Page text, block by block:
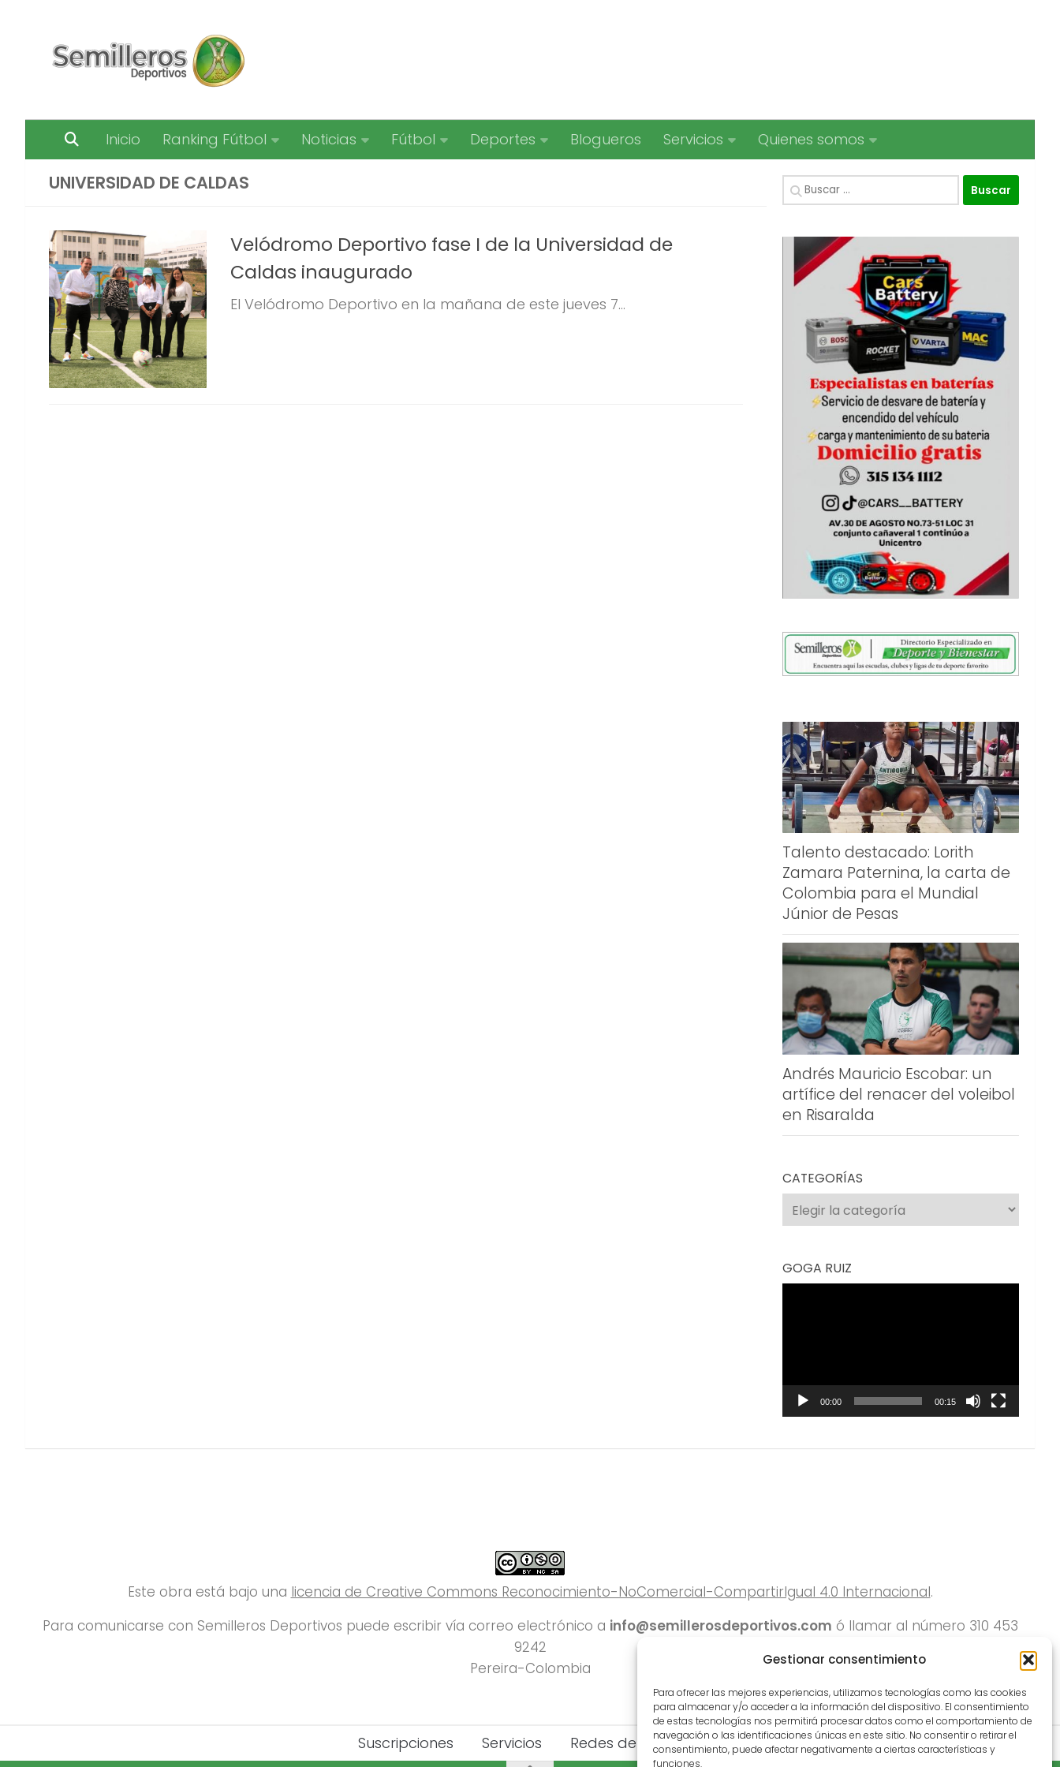
Gestionar consentimiento
Para ofrecer las mejores experiencias, utilizamos tecnologías como las cookies
para almacenar y/o acceder a la información del dispositivo. El consentimiento
de estas tecnologías nos permitirá procesar datos como el comportamiento de
navegación o las identificaciones únicas en este sitio. No consentir o retirar el
consentimiento, puede afectar negativamente a ciertas características y
funciones.
Inicio Ranking Fútbol Noticias Fútbol Deportes Blogueros Servicios Quienes somos
UNIVERSIDAD DE CALDAS
Velódromo Deportivo fase I de la Universidad de
Caldas inaugurado
El Velódromo Deportivo en la mañana de este jueves 7...
Buscar:
Talento destacado: Lorith
Zamara Paternina, la carta de
Colombia para el Mundial
Júnior de Pesas
Andrés Mauricio Escobar: un
artífice del renacer del voleibol
en Risaralda
CATEGORÍAS
Categorías
GOGA RUIZ
00:00 00:15
Este obra está bajo una licencia de Creative Commons Reconocimiento-NoComercial-CompartirIgual 4.0 Internacional.
Para comunicarse con Semilleros Deportivos puede escribir vía correo electrónico a info@semillerosdeportivos.com ó llamar al número 310 453
9242
Pereira-Colombia
Suscripciones Servicios Redes del Deporte